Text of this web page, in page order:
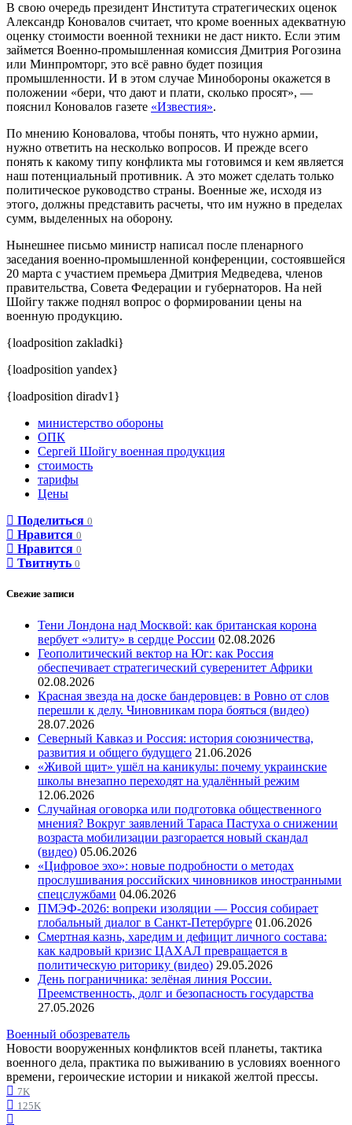
В свою очередь президент Института стратегических оценок
Александр Коновалов считает, что кроме военных адекватную
оценку стоимости военной техники не даст никто. Если этим
займется Военно-промышленная комиссия Дмитрия Рогозина
или Минпромторг, это всё равно будет позиция
промышленности. И в этом случае Минобороны окажется в
положении «бери, что дают и плати, сколько просят», —
пояснил Коновалов газете «Известия».
По мнению Коновалова, чтобы понять, что нужно армии,
нужно ответить на несколько вопросов. И прежде всего
понять к какому типу конфликта мы готовимся и кем является
наш потенциальный противник. А это может сделать только
политическое руководство страны. Военные же, исходя из
этого, должны представить расчеты, что им нужно в пределах
сумм, выделенных на оборону.
Нынешнее письмо министр написал после пленарного
заседания военно-промышленной конференции, состоявшейся
20 марта с участием премьера Дмитрия Медведева, членов
правительства, Совета Федерации и губернаторов. На ней
Шойгу также поднял вопрос о формировании цены на
военную продукцию.
{loadposition zakladki}
{loadposition yandex}
{loadposition diradv1}
министерство обороны
ОПК
Сергей Шойгу военная продукция
стоимость
тарифы
Цены
Поделиться 0
Нравится 0
Нравится 0
Твитнуть 0
Свежие записи
Тени Лондона над Москвой: как британская корона
вербует «элиту» в сердце России 02.08.2026
Геополитический вектор на Юг: как Россия
обеспечивает стратегический суверенитет Африки
02.08.2026
Красная звезда на доске бандеровцев: в Ровно от слов
перешли к делу. Чиновникам пора бояться (видео)
28.07.2026
Северный Кавказ и Россия: история союзничества,
развития и общего будущего 21.06.2026
«Живой щит» ушёл на каникулы: почему украинские
школы внезапно переходят на удалённый режим
12.06.2026
Случайная оговорка или подготовка общественного
мнения? Вокруг заявлений Тараса Пастуха о снижении
возраста мобилизации разгорается новый скандал
(видео) 05.06.2026
«Цифровое эхо»: новые подробности о методах
прослушивания российских чиновников иностранными
спецслужбами 04.06.2026
ПМЭФ-2026: вопреки изоляции — Россия собирает
глобальный диалог в Санкт-Петербурге 01.06.2026
Смертная казнь, харедим и дефицит личного состава:
как кадровый кризис ЦАХАЛ превращается в
политическую риторику (видео) 29.05.2026
День пограничника: зелёная линия России.
Преемственность, долг и безопасность государства
27.05.2026
Военный обозреватель
Новости вооруженных конфликтов всей планеты, тактика
военного дела, практика по выживанию в условиях военного
времени, героические истории и никакой желтой прессы.
7K
125K